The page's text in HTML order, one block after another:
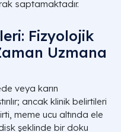
saptamaktadır.
Fizyolojik
Uzmana
veya karın
ancak klinik belirtileri
meme ucu altında ele
şeklinde bir doku